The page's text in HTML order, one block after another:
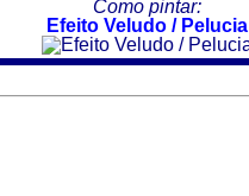
Como pintar:
Efeito Veludo / Pelucia